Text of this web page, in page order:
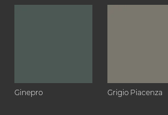
Ginepro Grigio Piacenza